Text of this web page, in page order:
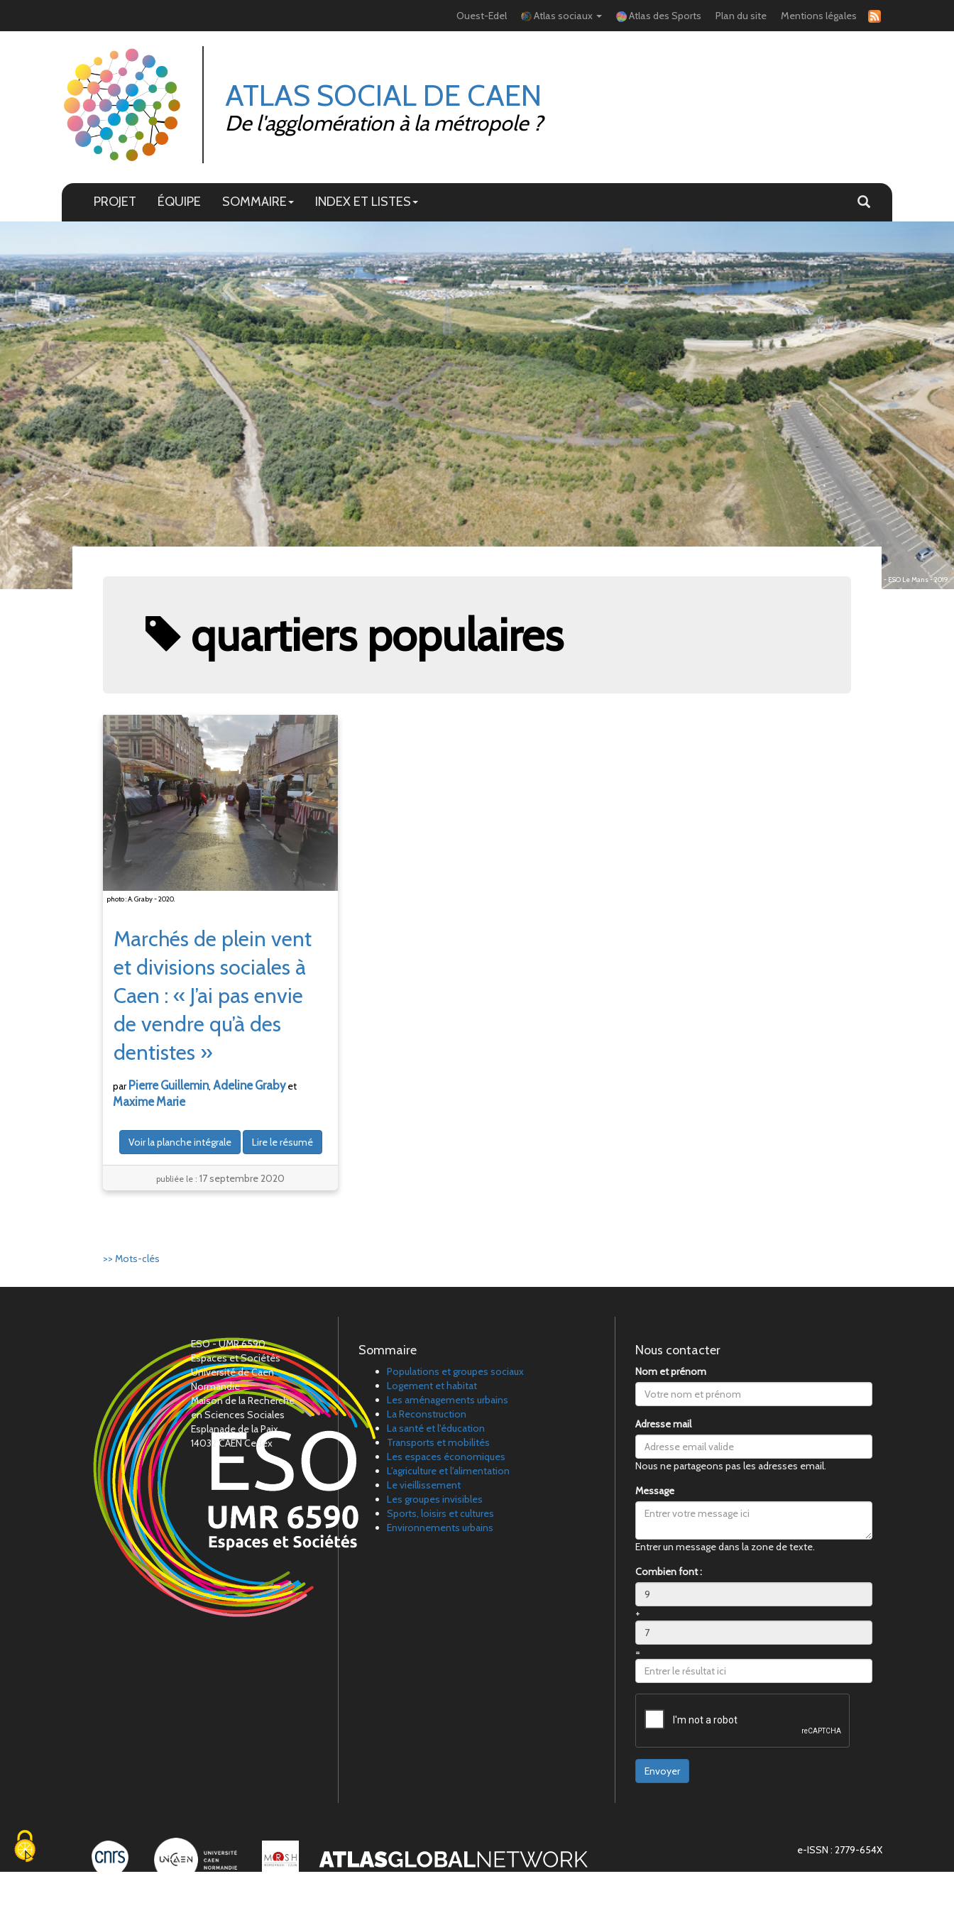
Ouest-Edel Atlas sociaux Atlas des Sports Plan du site Mentions légales
ATLAS SOCIAL DE CAEN
De l'agglomération à la métropole ?
PROJET ÉQUIPE SOMMAIRE INDEX ET LISTES
photo : Guillaume BAILLY (MCF) et S. CHARPENTIER (IE) - ESO Le Mans - 2019.
quartiers populaires
photo : A. Graby - 2020.
Marchés de plein vent
et divisions sociales à
Caen : « J’ai pas envie
de vendre qu’à des
dentistes »
par Pierre Guillemin, Adeline Grabyet
MaximeMarie
Voir la planche intégrale Lire le résumé
publiée le :17 septembre 2020
>> Mots-clés
ESO - UMR 6590
Espaces et Sociétés
Université de Caen
Normandie
Maison de la Recherche
en Sciences Sociales
Esplanade de la Paix
14032 CAEN Cedex
Sommaire
Populations et groupes sociaux
Logement et habitat
Les aménagements urbains
La Reconstruction
La santé et l'éducation
Transports et mobilités
Les espaces économiques
L'agriculture et l'alimentation
Le vieillissement
Les groupes invisibles
Sports, loisirs et cultures
Environnements urbains
Nous contacter
Nom et prénom
Adresse mail
Nous ne partageons pas les adresses email.
Message
Entrer un message dans la zone de texte.
Combien font :
+
=
Envoyer
e-ISSN : 2779-654X